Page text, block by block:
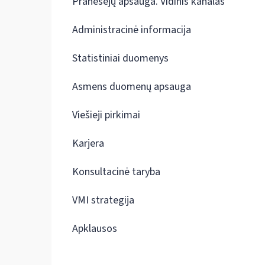
Administracinė informacija
Statistiniai duomenys
Asmens duomenų apsauga
Viešieji pirkimai
Karjera
Konsultacinė taryba
VMI strategija
Apklausos